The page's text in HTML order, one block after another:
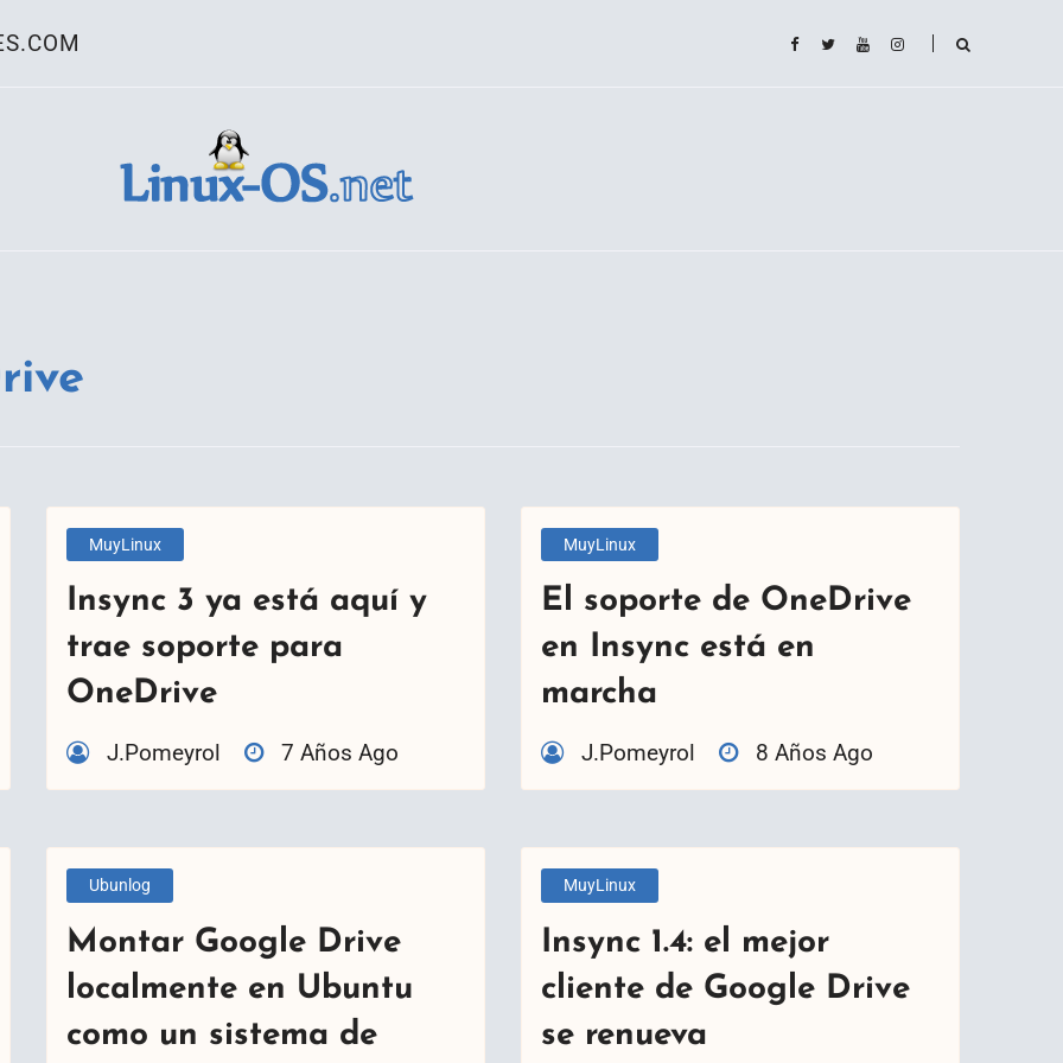
MuyLinux
Insync 3 ya está aquí y
trae soporte para
OneDrive
J.Pomeyrol 7 Años Ago
MuyLinux
El soporte de OneDrive
en Insync está en
marcha
J.Pomeyrol 8 Años Ago
Ubunlog
Montar Google Drive
localmente en Ubuntu
como un sistema de
MuyLinux
Insync 1.4: el mejor
cliente de Google Drive
se renueva